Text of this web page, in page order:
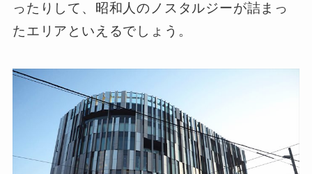
ったりして、昭和人のノスタルジーが詰まっ
たエリアといえるでしょう。